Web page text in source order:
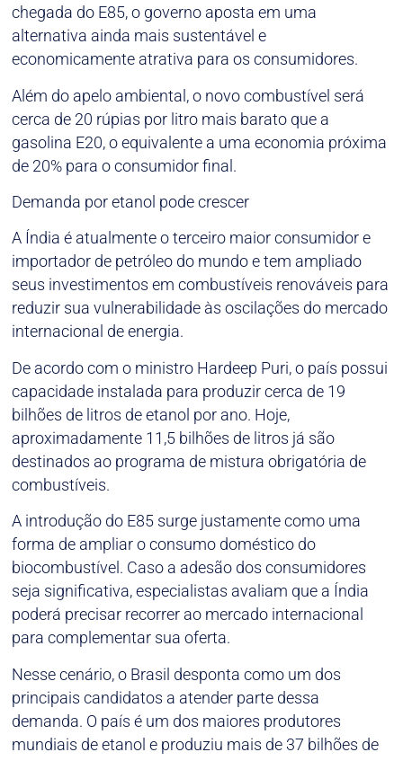
chegada do E85, o governo aposta em uma
alternativa ainda mais sustentável e
economicamente atrativa para os consumidores.
Além do apelo ambiental, o novo combustível será
cerca de 20 rúpias por litro mais barato que a
gasolina E20, o equivalente a uma economia próxima
de 20% para o consumidor final.
Demanda por etanol pode crescer
A Índia é atualmente o terceiro maior consumidor e
importador de petróleo do mundo e tem ampliado
seus investimentos em combustíveis renováveis para
reduzir sua vulnerabilidade às oscilações do mercado
internacional de energia.
De acordo com o ministro Hardeep Puri, o país possui
capacidade instalada para produzir cerca de 19
bilhões de litros de etanol por ano. Hoje,
aproximadamente 11,5 bilhões de litros já são
destinados ao programa de mistura obrigatória de
combustíveis.
A introdução do E85 surge justamente como uma
forma de ampliar o consumo doméstico do
biocombustível. Caso a adesão dos consumidores
seja significativa, especialistas avaliam que a Índia
poderá precisar recorrer ao mercado internacional
para complementar sua oferta.
Nesse cenário, o Brasil desponta como um dos
principais candidatos a atender parte dessa
demanda. O país é um dos maiores produtores
mundiais de etanol e produziu mais de 37 bilhões de